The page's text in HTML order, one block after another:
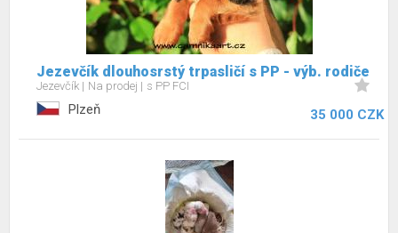
Jezevčík dlouhosrstý trpasličí s PP - výb. rodiče
Jezevčík Na prodej s PP FCI
Plzeň 35 000 CZK